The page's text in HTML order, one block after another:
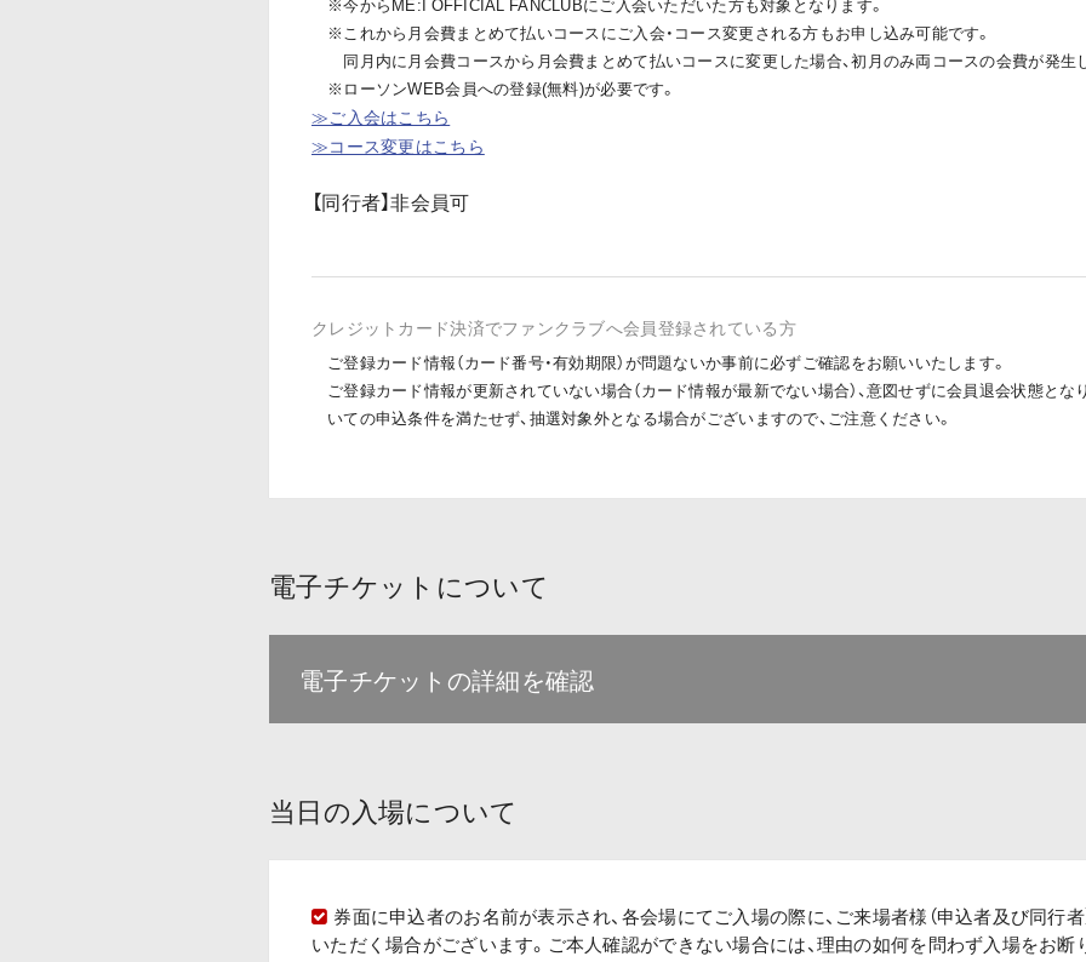
※これから月会費まとめて払いコースにご入会・コース変更される方もお申し込み可能です。
同月内に月会費コースから月会費まとめて払いコースに変更した場合、初月のみ両コースの会費が発生
※ローソンWEB会員への登録(無料)が必要です。
≫ご入会はこちら
≫コース変更はこちら
【同行者】非会員可
クレジットカード決済でファンクラブへ会員登録されている方
ご登録カード情報（カード番号・有効期限）が問題ないか事前に必ずご確認をお願いいたします。
ご登録カード情報が更新されていない場合（カード情報が最新でない場合）、意図せずに会員退会状態とな
いての申込条件を満たせず、抽選対象外となる場合がございますので、ご注意ください。
電子チケットについて
電子チケットの詳細を確認
当日の入場について
券面に申込者のお名前が表示され、各会場にてご入場の際に、ご来場者様（申込者及び同行
いただく場合がございます。ご本人確認ができない場合には、理由の如何を問わず入場をお断